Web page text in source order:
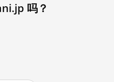
吗？